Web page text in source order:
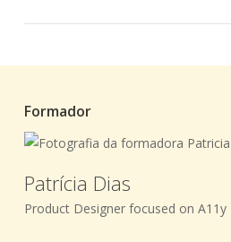
Formador
Patrícia Dias
Product Designer focused on A11y